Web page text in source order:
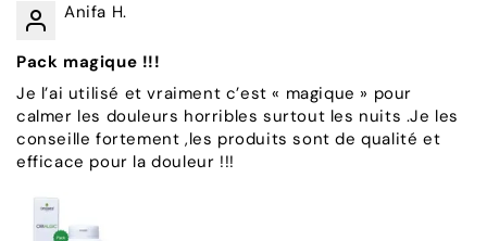
Anifa H.
Pack magique !!!
Je l’ai utilisé et vraiment c’est « magique » pour
calmer les douleurs horribles surtout les nuits .Je les
conseille fortement ,les produits sont de qualité et
efficace pour la douleur !!!